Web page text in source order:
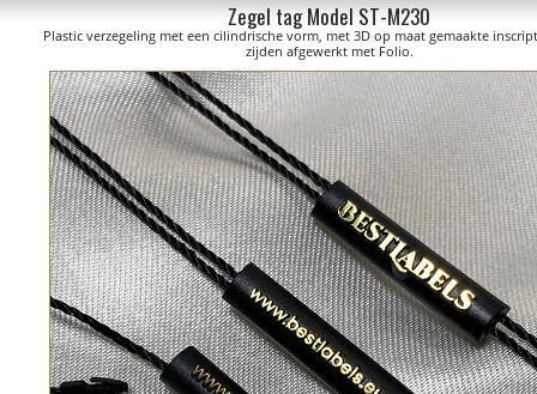
Zegel tag Model ST-M230
Plastic verzegeling met een cilindrische vorm, met 3D op maat gemaakte
zijden afgewerkt met Folio.